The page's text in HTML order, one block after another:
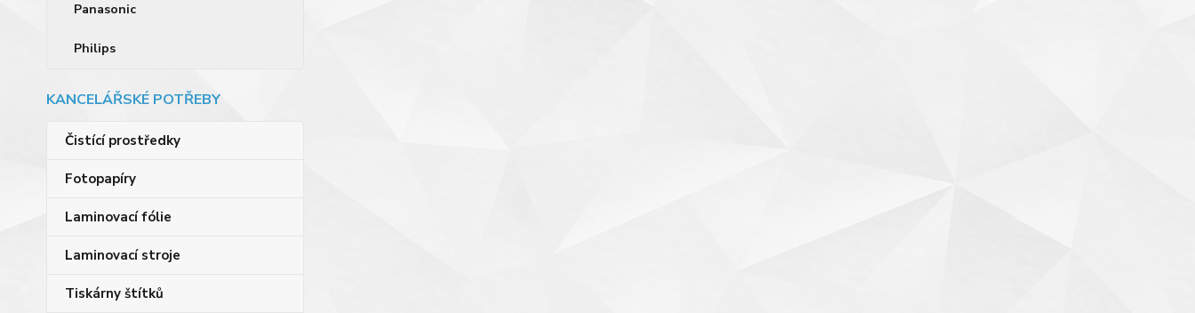
Panasonic
Philips
KANCELÁŘSKÉ POTŘEBY
Čistící prostředky
Fotopapíry
Laminovací fólie
Laminovací stroje
Tiskárny štítků